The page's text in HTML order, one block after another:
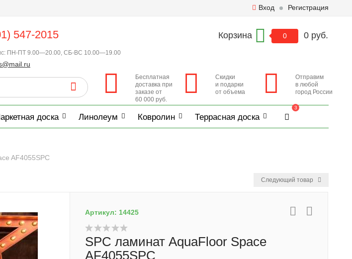
Вход Регистрация
547-2015
ПН-ПТ 9.00—20.00, СБ-ВС 10.00—19.00
Корзина 0 0 руб.
Бесплатная
доставка при
заказе от
60 000 руб.
Скидки
и подарки
от объема
Отправим
в любой
город России
доска Линолеум Ковролин Террасная доска
3
AF4055SPC
Следующий товар
Артикул: 14425
SPC ламинат AquaFloor Space
AF4055SPC